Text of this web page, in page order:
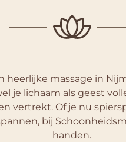
heerlijke massage in
je lichaam als geest
vertrekt. Of je nu
bij
handen.